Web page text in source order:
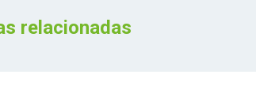
relacionadas